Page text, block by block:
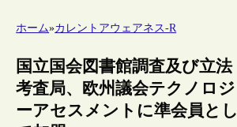
ホーム»カレントアウェアネス-R
国立国会図書館調査及び立法
考査局、欧州議会テクノロジ
ーアセスメントに準会員とし